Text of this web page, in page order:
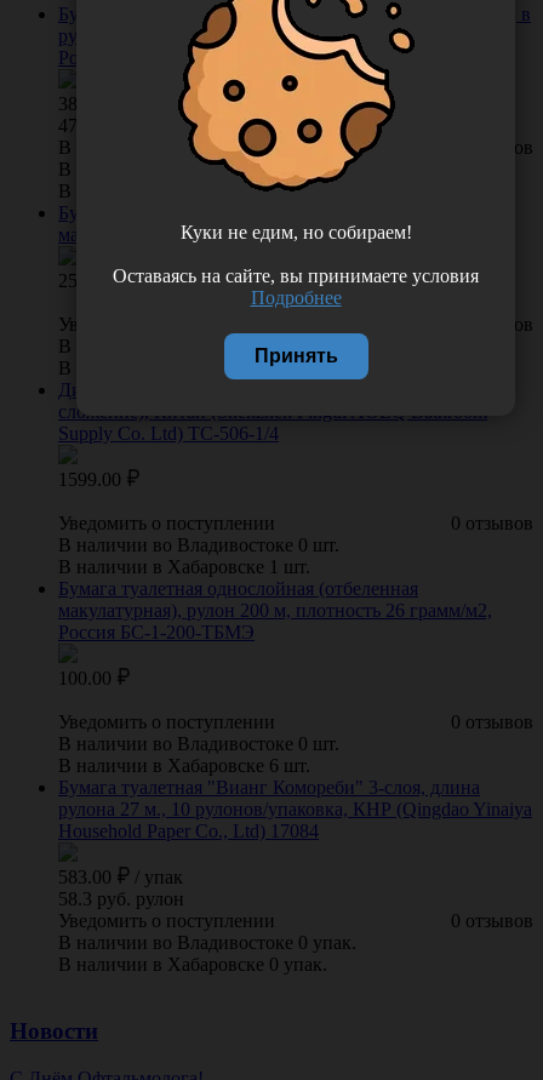
Бумага туалетная Tellus Premium/Премиум 2-х слойная, в
рулоне, 184 листа, 23 метра/рулон, 8 рулонов/упаковка,
Россия (ООО "ЭвоКом") 120320-27
380.00
упак
47.5 руб. рулон
0 отзывов
В КОРЗИНУ
В наличии во Владивостоке 62 упак.
В наличии в Хабаровске 14 упак.
Бумага туалетная однослойная (отбеленная
макулатурная), рулон 480 м, Россия БС-1-480-ТБМ
254.00
0 отзывов
Уведомить о поступлении
В наличии во Владивостоке 0 шт.
В наличии в Хабаровске 18 шт.
Диспенсер для туалетных покрытий пластиковый (1/4
сложение), Китай (Shenzhen Pingdi AOLQ Bathroom
Supply Co. Ltd) TC-506-1/4
1599.00
0 отзывов
Уведомить о поступлении
В наличии во Владивостоке 0 шт.
В наличии в Хабаровске 1 шт.
Бумага туалетная однослойная (отбеленная
макулатурная), рулон 200 м, плотность 26 грамм/м2,
Россия БС-1-200-ТБМЭ
100.00
0 отзывов
Уведомить о поступлении
В наличии во Владивостоке 0 шт.
В наличии в Хабаровске 6 шт.
Бумага туалетная "Вианг Комореби" 3-слоя, длина
рулона 27 м., 10 рулонов/упаковка, КНР (Qingdao Yinaiya
Household Paper Co., Ltd) 17084
583.00 / упак
58.3 руб. рулон
0 отзывов
Уведомить о поступлении
В наличии во Владивостоке 0 упак.
В наличии в Хабаровске 0 упак.
Новости
Куки не едим, но собираем!
Оставаясь на сайте, вы принимаете условия
Подробнее
Принять